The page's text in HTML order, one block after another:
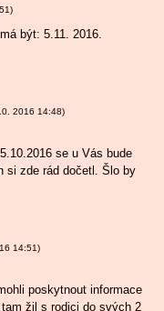
)
být: 5.11. 2016.
2016 14:48)
se u Vás bude
si zde rád dočetl. Šlo by
14:51)
poskytnout informace
žil s rodici do svých 2